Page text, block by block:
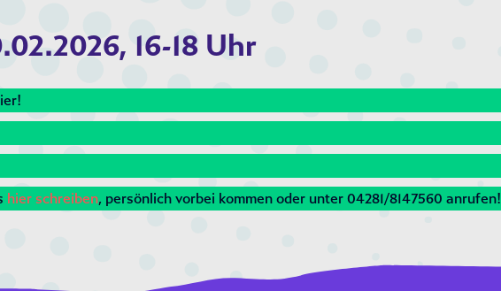
16-18 Uhr
hier schreiben, persönlich vorbei kommen oder unter 04281/8147560 anrufen!